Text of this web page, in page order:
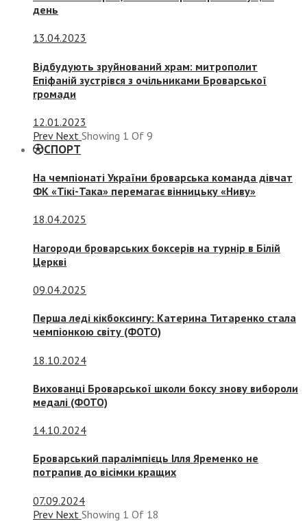
день
13.04.2023
Відбудують зруйнований храм: митрополит
Епіфаній зустрівся з очільниками Броварської
громади
12.01.2023
Prev Next Showing 1 Of 9
СПОРТ
На чемпіонаті України броварська команда дівчат
ФК «Тікі-Така» перемагає вінницьку «Ниву»
18.04.2025
Нагороди броварських боксерів на турнір в Білій
Церкві
09.04.2025
Перша леді кікбоксингу: Катерина Титаренко стала
чемпіонкою світу (ФОТО)
18.10.2024
Вихованці Броварської школи боксу знову вибороли
медалі (ФОТО)
14.10.2024
Броварський паралімпієць Ілля Яременко не
потрапив до вісімки кращих
07.09.2024
Prev Next Showing 1 Of 18